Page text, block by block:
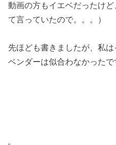
動画の方もイエベだったけ
て言っていたので。。。）
先ほども書きましたが、私
ベンダーは似合わなかったで